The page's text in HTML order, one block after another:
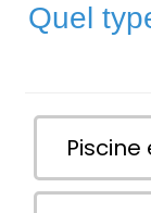
Quel